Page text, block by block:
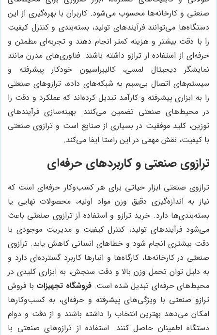
صنعتی و کارخانه‌ها محسوب می‌شود. کاربران با بهره‌گیری از این
دستگاه‌ها می‌توانند فرآیندهای تولید، بسته‌بندی و کنترل کیفیت
را با دقت بیشتر و هزینه کمتر انجام دهند و تجربه‌ای مطمئن و
حرفه‌ای از استفاده از ترازو داشته باشند. فناوری‌های مدرن مانند
نمایشگر دیجیتال لمسی، کالیبراسیون خودکار پیشرفته و
سیستم‌های اتصال بی‌سیم به شبکه‌های داده، ترازوهای صنعتی
را به ابزاری پیشرفته و کارآمد تبدیل کرده‌اند که عملکرد و دقت را
در محیط‌های صنعتی تضمین می‌کنند. بهینه‌سازی فرآیندهای
توزین، کلید موفقیت در بسیاری از صنایع است و ترازوی صنعتی
با کیفیت، نقش مهمی در این راستا ایفا می‌کند.
ترازوی صنعتی و کاربردهای حرفه‌ای
ترازوی صنعتی ابزار حیاتی برای هر کسب‌وکار حرفه‌ای است که
نیاز به اندازه‌گیری دقیق وزن مواد اولیه، محصولات نهایی یا
بسته‌بندی‌ها دارد. خرید ترازو و استفاده از ترازوی صنعتی باعث
می‌شود فرآیندهای تولید، کنترل کیفیت و مدیریت موجودی با
دقت بیشتری انجام شود و خطاهای انسانی کاهش یابد. ترازوی
صنعتی در کارخانه‌ها، کارگاه‌ها و انبارها کاربرد گسترده‌ای دارد و
به دلیل توان تحمل وزن بالا و دقت سنجش، به ابزاری کلیدی در
محیط‌های حرفه‌ای تبدیل شده است.فروشگاه تجهیزات با فروش
ترازو صنعتی با ویژگی‌های پیشرفته و حرفه‌ای، به کسب‌وکارها
امکان می‌دهد بهترین انتخاب را داشته باشند و از دقت و دوام
دستگاه اطمینان حاصل کنند. استفاده از ترازوهای صنعتی با